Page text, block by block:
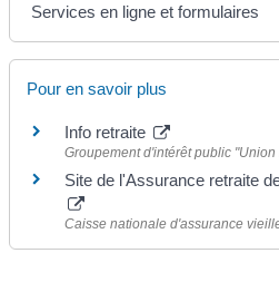
Services en ligne et formulaires
Pour en savoir plus
Info retraite
Groupement d'intérêt public "Union
Site de l'Assurance retraite
Caisse nationale d'assurance